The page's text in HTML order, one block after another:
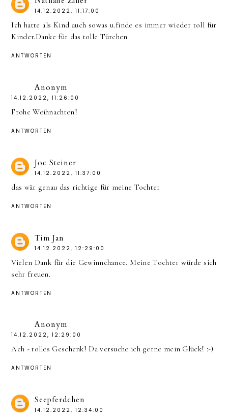
14.12.2022, 11:17:00
Ich hatte als Kind auch sowas u.finde es immer wieder toll für
Kinder.Danke für das tolle Türchen
ANTWORTEN
Anonym
14.12.2022, 11:26:00
Frohe Weihnachten!
ANTWORTEN
Joc Steiner
14.12.2022, 11:37:00
das wär genau das richtige für meine Tochter
ANTWORTEN
Tim Jan
14.12.2022, 12:29:00
Vielen Dank für die Gewinnchance. Meine Tochter würde sich
sehr freuen.
ANTWORTEN
Anonym
14.12.2022, 12:29:00
Ach - tolles Geschenk! Da versuche ich gerne mein Glück! :-)
ANTWORTEN
Seepferdchen
14.12.2022, 12:34:00